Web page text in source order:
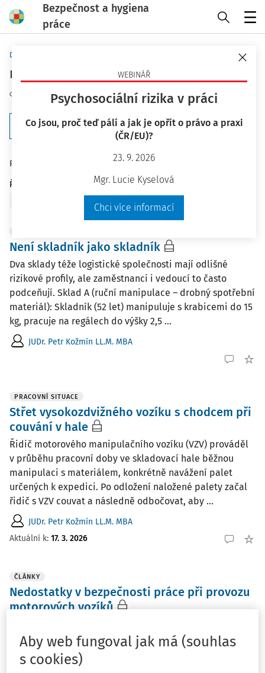
Bezpečnost a hygiena
práce
WEBINÁŘ
Psychosociální rizika v práci
Co jsou, proč teď pálí a jak je opřít o právo a praxi
(ČR/EU)?
23. 9. 2026
Mgr. Lucie Kyselová
Chci více informací
Domů
manipulační technika
Sledovat téma
Filtr
Počet vyhledaných dokumentů:75
Řadit podle
Není skladník jako skladník
Dva sklady téže logistické společnosti mají odlišné
rizikové profily, ale zaměstnanci i vedoucí to často
podceňují. Sklad A (ruční manipulace – drobný spotřební
materiál): Skladník (52 let) manipuluje s krabicemi do 15
kg, pracuje na regálech do výšky 2,5 ...
JUDr. Petr Kožmín LL.M. MBA
PRACOVNÍ SITUACE
Střet vysokozdvižného vozíku s chodcem při
couvání v hale
Řidič motorového manipulačního vozíku (VZV) prováděl
v průběhu pracovní doby ve skladovací hale běžnou
manipulaci s materiálem, konkrétně navážení palet
určených k expedici. Po odložení naložené palety začal
řidič s VZV couvat a následně odbočovat, aby ...
JUDr. Petr Kožmín LL.M. MBA
Aktuální k: 17. 3. 2026
ČLÁNKY
Nedostatky v bezpečnosti práce při provozu
motorových vozíků
často přehlížena, což má závažné důsledky pro
zaměstnance i zaměstnavatele. Nedostatky ve školení,
údržbě zařízení a dodržování předpisů vedou k častým
Aby web fungoval jak má (souhlas
s cookies)